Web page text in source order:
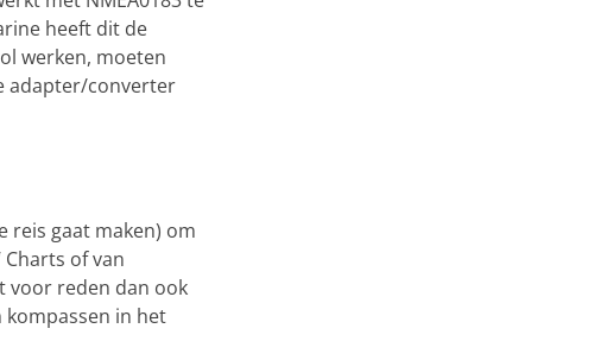
heeft dit de
werken, moeten
adapter/converter
reis gaat maken) om
Charts of van
voor reden dan ook
in het